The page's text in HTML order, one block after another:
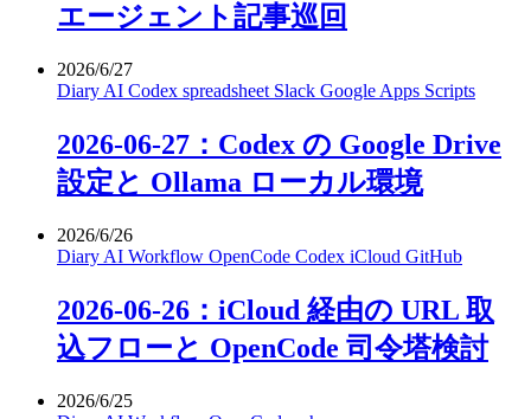
エージェント記事巡回
2026/6/27
Diary AI Codex spreadsheet Slack Google Apps Scripts
2026-06-27：Codex の Google Drive
設定と Ollama ローカル環境
2026/6/26
Diary AI Workflow OpenCode Codex iCloud GitHub
2026-06-26：iCloud 経由の URL 取
込フローと OpenCode 司令塔検討
2026/6/25